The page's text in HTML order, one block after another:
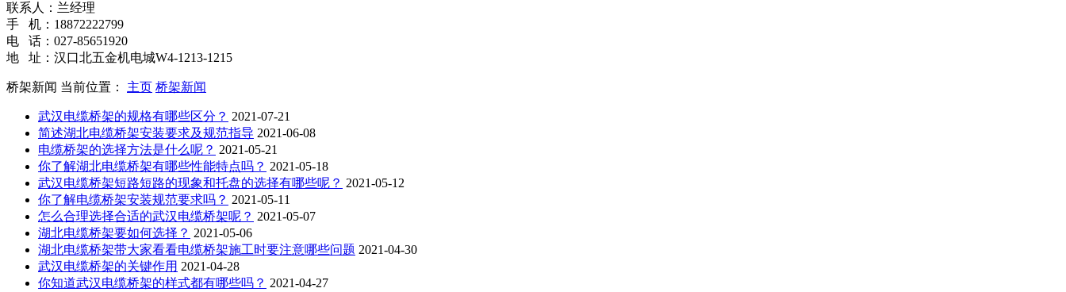
联系人：兰经理
手 机：18872222799
电 话：027-85651920
地 址：汉口北五金机电城W4-1213-1215
桥架新闻 当前位置： 主页 桥架新闻
武汉电缆桥架​的规格有哪些区分？ 2021-07-21
简述湖北电缆桥架安装要求及规范指导 2021-06-08
电缆桥架的选择方法是什么呢？ 2021-05-21
你了解湖北电缆桥架有哪些性能特点吗？ 2021-05-18
武汉电缆桥架短路短路的现象和托盘的选择有哪些呢？ 2021-05-12
你了解电缆桥架安装规范要求吗？ 2021-05-11
怎么合理选择合适的武汉电缆桥架​呢？ 2021-05-07
湖北电缆桥架要如何选择？ 2021-05-06
湖北电缆桥架​带大家看看电缆桥架施工时要注意哪些问题 2021-04-30
武汉电缆桥架的关键作用 2021-04-28
你知道武汉电缆桥架的样式都有哪些吗？ 2021-04-27